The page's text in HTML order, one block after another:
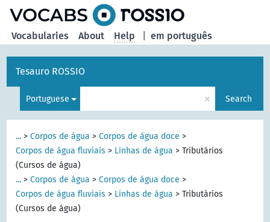
em português
Vocabularies About Help
Tesauro ROSSIO
Portuguese × Search
... >Corpos de água >Corpos de água doce >
Corpos de água fluviais > Linhas de água >Tributários
(Cursos de água)
... >Corpos de água >Corpos de água doce >
Corpos de água fluviais > Linhas de água >Tributários
(Cursos de água)